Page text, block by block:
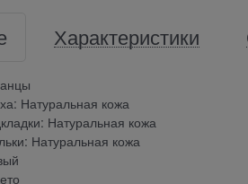
Характеристики
Натуральная кожа
Натуральная кожа
Натуральная кожа